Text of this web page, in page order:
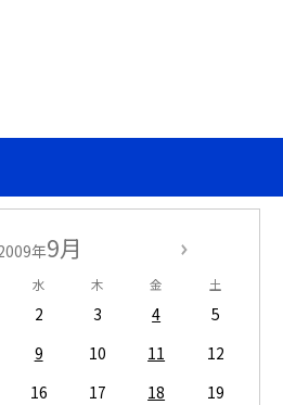
年9月
水 木 金 土
2 3 4
5
9 10 11
12
16 17 18
19